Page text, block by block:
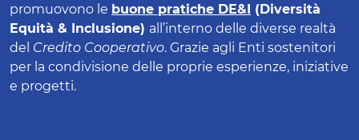
promuovono le buone pratiche DE&I (Diversità
Equità & Inclusione) all’interno delle diverse realtà
del Credito Cooperativo. Grazie agli Enti sostenitori
per la condivisione delle proprie esperienze, iniziative
e progetti.